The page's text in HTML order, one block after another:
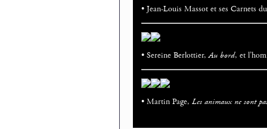
• Jean-Louis Massot et ses Carnets
• Sereine Berlottier,Au bord, et
• Martin Page, Les animaux ne sont